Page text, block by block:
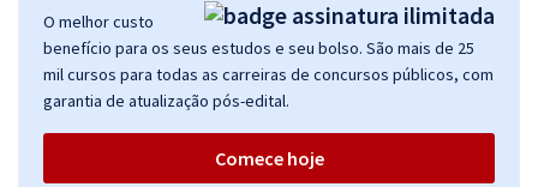
O melhor custo
benefício para os seus estudos e seu bolso. São mais de 25
mil cursos para todas as carreiras de concursos públicos, com
garantia de atualização pós-edital.
Comece hoje